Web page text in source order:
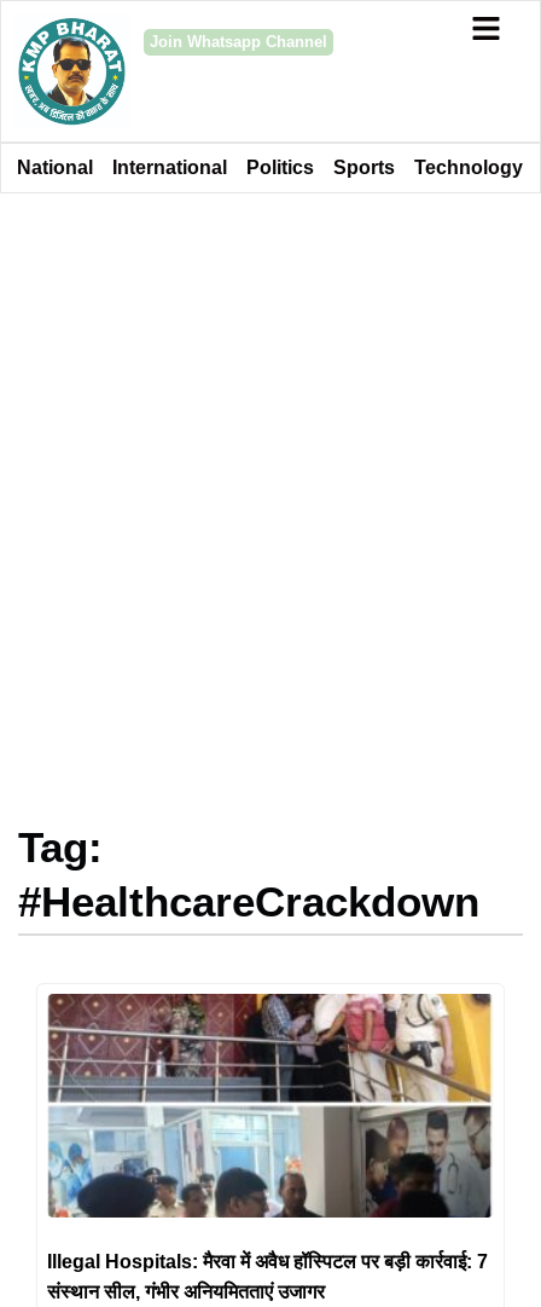
Join Whatsapp Channel
National International Politics Sports Technology
Tag:
#HealthcareCrackdown
Illegal Hospitals: मैरवा में अवैध हॉस्पिटल पर बड़ी कार्रवाई: 7
संस्थान सील, गंभीर अनियमितताएं उजागर